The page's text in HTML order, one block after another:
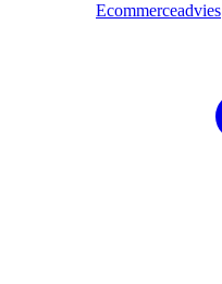
Ecommerceadvies